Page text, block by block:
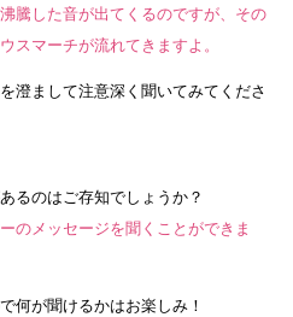
騰した音が出てくるのですが、その
スマーチが流れてきますよ。
澄まして注意深く聞いてみてくださ
るのはご存知でしょうか？
のメッセージを聞くことができま
何が聞けるかはお楽しみ！